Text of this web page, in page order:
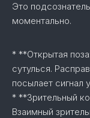
Это
моментально.
* **Открытая
сутулься.
посылает сигнал
* **Зрительный
Взаимный